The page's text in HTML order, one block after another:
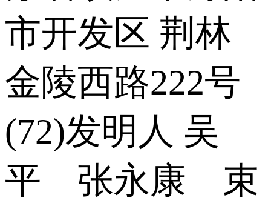
市开发区 荆林
金陵西路222号
(72)发明人 吴
平 张永康 束